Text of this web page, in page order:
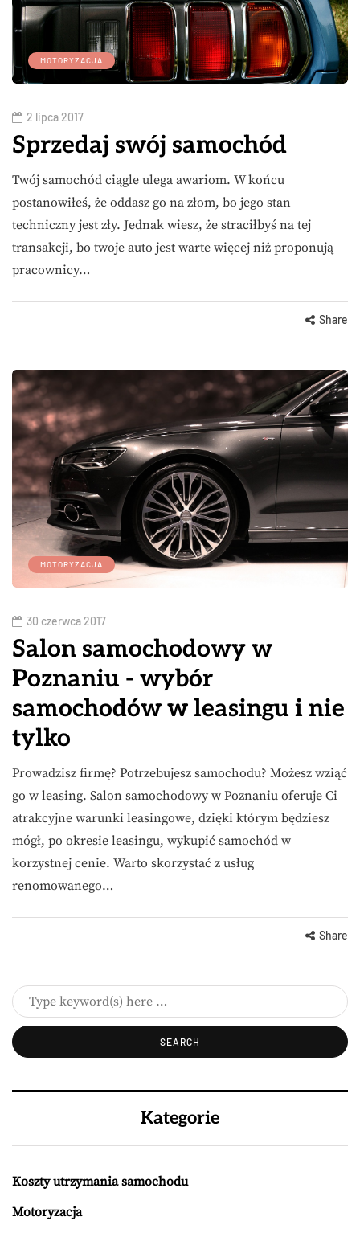
MOTORYZACJA
2 lipca 2017
Sprzedaj swój samochód
Twój samochód ciągle ulega awariom. W końcu
postanowiłeś, że oddasz go na złom, bo jego stan
techniczny jest zły. Jednak wiesz, że straciłbyś na tej
transakcji, bo twoje auto jest warte więcej niż proponują
pracownicy…
Share
MOTORYZACJA
30 czerwca 2017
Salon samochodowy w
Poznaniu - wybór
samochodów w leasingu i nie
tylko
Prowadzisz firmę? Potrzebujesz samochodu? Możesz wziąć
go w leasing. Salon samochodowy w Poznaniu oferuje Ci
atrakcyjne warunki leasingowe, dzięki którym będziesz
mógł, po okresie leasingu, wykupić samochód w
korzystnej cenie. Warto skorzystać z usług
renomowanego…
Share
Kategorie
Koszty utrzymania samochodu
Motoryzacja